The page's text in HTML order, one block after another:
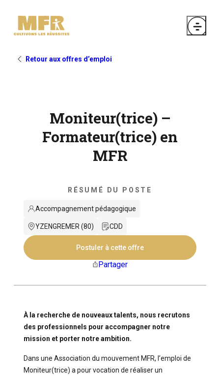
Retour aux offres d’emploi
Moniteur(trice) –
Formateur(trice) en
MFR
RÉSUMÉ DU POSTE
Accompagnement pédagogique
YZENGREMER (80) CDD
Postuler à cette offre
Partager
À la recherche de nouveaux talents, nous recrutons
des professionnels pour accompagner notre
mission et porter notre ambition.
Dans une Association du mouvement MFR, l’emploi de
Moniteur(trice) a pour vocation de réaliser un